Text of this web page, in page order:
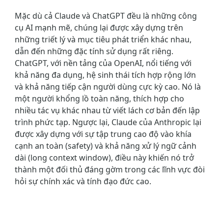
Mặc dù cả Claude và ChatGPT đều là những công
cụ AI mạnh mẽ, chúng lại được xây dựng trên
những triết lý và mục tiêu phát triển khác nhau,
dẫn đến những đặc tính sử dụng rất riêng.
ChatGPT, với nền tảng của OpenAI, nổi tiếng với
khả năng đa dụng, hệ sinh thái tích hợp rộng lớn
và khả năng tiếp cận người dùng cực kỳ cao. Nó là
một người khổng lồ toàn năng, thích hợp cho
nhiều tác vụ khác nhau từ viết lách cơ bản đến lập
trình phức tạp. Ngược lại, Claude của Anthropic lại
được xây dựng với sự tập trung cao độ vào khía
cạnh an toàn (safety) và khả năng xử lý ngữ cảnh
dài (long context window), điều này khiến nó trở
thành một đối thủ đáng gờm trong các lĩnh vực đòi
hỏi sự chính xác và tính đạo đức cao.